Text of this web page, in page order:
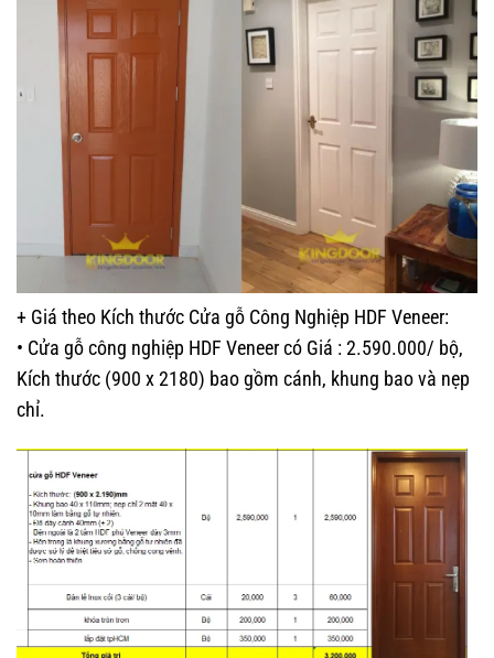
+ Giá theo Kích thước Cửa gỗ Công Nghiệp HDF Veneer:
• Cửa gỗ công nghiệp HDF Veneer có Giá : 2.590.000/ bộ,
Kích thước (900 x 2180) bao gồm cánh, khung bao và nẹp
chỉ.